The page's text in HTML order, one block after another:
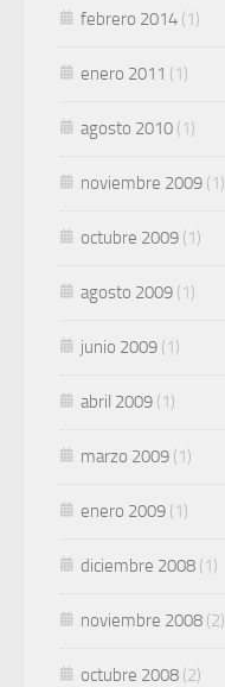
febrero 2014 (1)
enero 2011 (1)
agosto 2010 (1)
noviembre 2009 (1)
octubre 2009 (1)
agosto 2009 (1)
junio 2009 (1)
abril 2009 (1)
marzo 2009 (1)
enero 2009 (1)
diciembre 2008 (1)
noviembre 2008 (2)
octubre 2008 (2)